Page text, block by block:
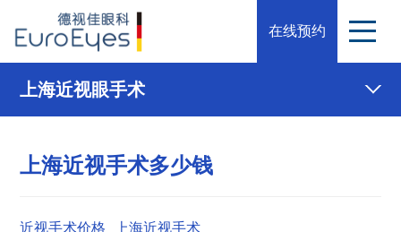
在线预约
上海近视眼手术
上海近视手术多少钱
近视手术价格 上海近视手术